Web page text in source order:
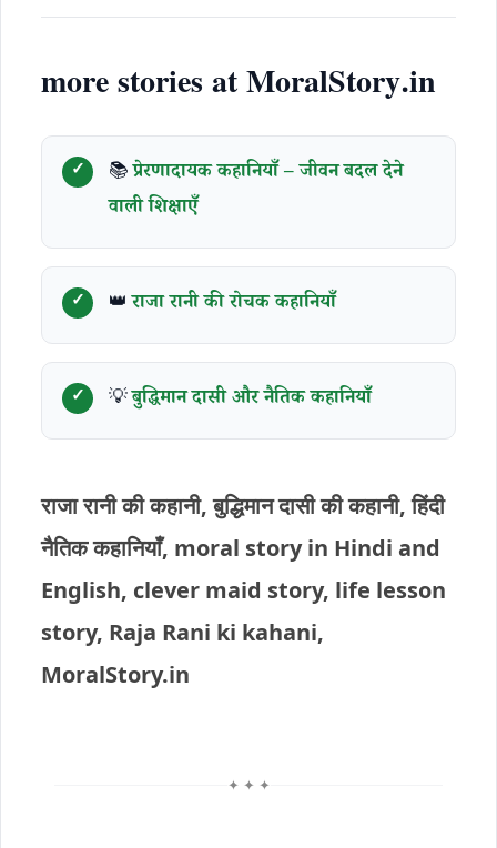
more stories at MoralStory.in
📚प्रेरणादायक कहानियाँ – जीवन बदल देने
वाली शिक्षाएँ
👑राजा रानी की रोचक कहानियाँ
💡बुद्धिमान दासी और नैतिक कहानियाँ
राजा रानी की कहानी, बुद्धिमान दासी की कहानी, हिंदी
नैतिक कहानियाँ, moral story in Hindi and
English, clever maid story, life lesson
story, Raja Rani ki kahani,
MoralStory.in
✦ ✦ ✦